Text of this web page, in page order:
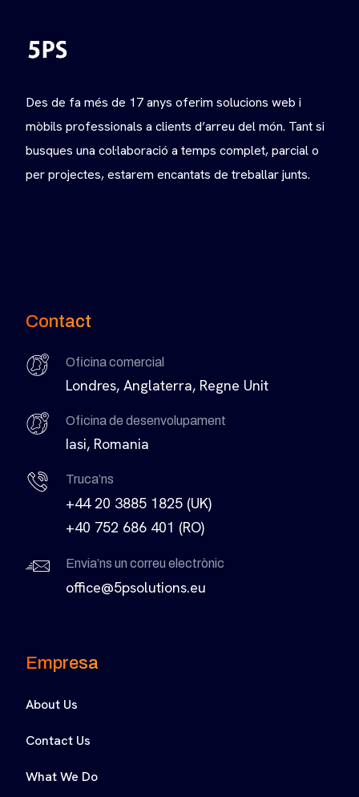
Des de fa més de 17 anys oferim solucions web i
mòbils professionals a clients d’arreu del món. Tant si
busques una col·laboració a temps complet, parcial o
per projectes, estarem encantats de treballar junts.
Contact
Oficina comercial
Londres, Anglaterra, Regne Unit
Oficina de desenvolupament
Iasi, Romania
Truca’ns
+44 20 3885 1825 (UK)
+40 752 686 401 (RO)
Envia’ns un correu electrònic
office@5psolutions.eu
Empresa
About Us
Contact Us
What We Do